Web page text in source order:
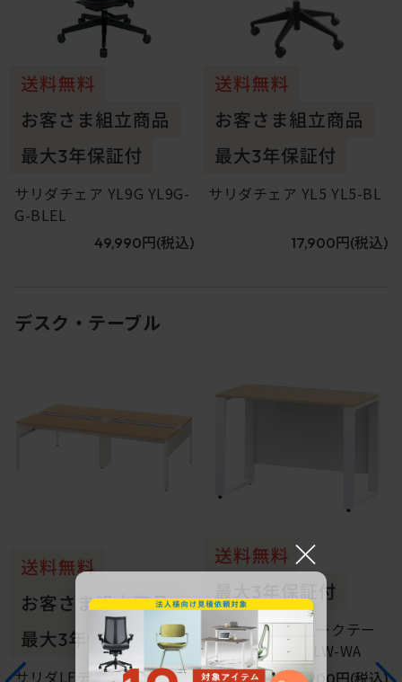
サリダチェア YL9G YL9G-
G-BLEL
49,990円 (税込)
サリダチェア YL5 YL5-BL
17,900円 (税込)
デスク・テーブル
サリダLFデスク YLF-
ノットワーク ワークテー
ブル JWL-106GLW-WA
154,200円 (税込)
×